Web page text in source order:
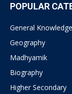
POPULAR
General Knowledge
Geography
Madhyamik
Biography
Higher Secondary